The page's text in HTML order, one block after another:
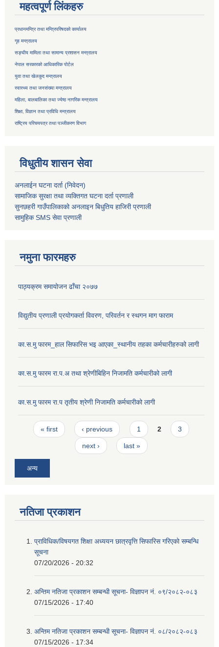
महत्वपूर्ण लिंकहरु
प्रधानमन्त्रि तथा मन्त्रिपरिषदको कार्यालय
गृह मन्त्रालय
सङ्घीय मामिला तथा सामान्य प्रशासन मन्त्रालय
नेपाल सरकारको आधिकारिक पोर्टल
युवा तथा खेलकुद मन्त्रालय
स्वास्थ्य तथा जनसंख्या मन्त्रालय
महिला, बालबालिका तथा ज्येष्ठ नागरिक मन्त्रालय
शिक्षा, विज्ञान तथा प्रविधि मन्त्रालय
राष्ट्रिय परिचयपत्र तथापञ्जीकरण विभाग
विधुतीय शासन सेवा
अनलाईन घटना दर्ता (निवेदन)
सामाजिक सुरक्षा तथा व्यक्तिगत घटना दर्ताप्रणाली
सुनछहरी गाउँपालिकाको अनलाइन बिधुतिय हाजिरी प्रणाली
सामुहिकSMS सेवाप्रणाली
नमुना फारमहरु
पाठ्यक्रम समायोजन ढाँचा २०७७
विद्युतीय प्रणाली प्रयोगकर्ता विवरण, परिवर्तन र स्थगन माग फाराम
का.स.मु फारम_हाल सिफारिस भइ आएका_स्थानीय तहका कर्मचारीहरुको लागी
का.स.मु फारम रा.प.अ तथा श्रेणीबिहिन निजामति कर्मचारीको लागी
का.स.मु फारम रा.प तृतीय श्रेणी निजामति कर्मचारीको लागी
Pages
« first ‹ previous 1 2 3
next › last »
अन्य
नतिजा प्रकाशन
प्राविधिक/विषयगत शिक्षा अध्ययन छात्रवृत्ति सिफारिस गरिएकाे सम्बन्धि
सूचना
07/20/2026 - 20:32
अन्तिम नतिजा प्रकाशन सम्बन्धी सूचना- विज्ञापन नं. ०९/२०८२-०८३
07/15/2026 - 17:40
अन्तिम नतिजा प्रकाशन सम्बन्धी सूचना- विज्ञापन नं. ०८/२०८२-०८३
07/15/2026 - 17:34